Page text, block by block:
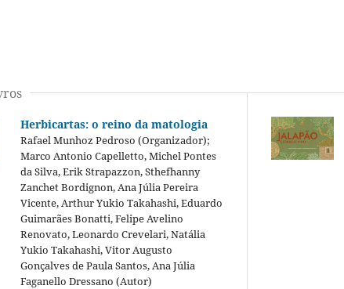
Herbicartas: o reino da matologia
Rafael Munhoz Pedroso (Organizador);
Marco Antonio Capelletto, Michel Pontes
da Silva, Erik Strapazzon, Sthefhanny
Zanchet Bordignon, Ana Júlia Pereira
Vicente, Arthur Yukio Takahashi, Eduardo
Guimarães Bonatti, Felipe Avelino
Renovato, Leonardo Crevelari, Natália
Yukio Takahashi, Vitor Augusto
Gonçalves de Paula Santos, Ana Júlia
Faganello Dressano (Autor)